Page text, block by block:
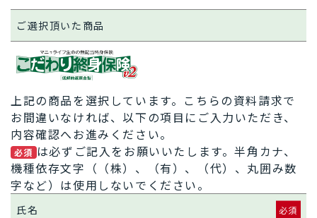
ご選択頂いた商品
上記の商品を選択しています。こちらの資料請求で
お間違いなければ、以下の項目にご入力いただき、
内容確認へお進みください。
必須 は必ずご記入をお願いいたします。半角カナ、
機種依存文字（（株）、（有）、（代）、丸囲み数
字など）は使用しないでください。
氏名